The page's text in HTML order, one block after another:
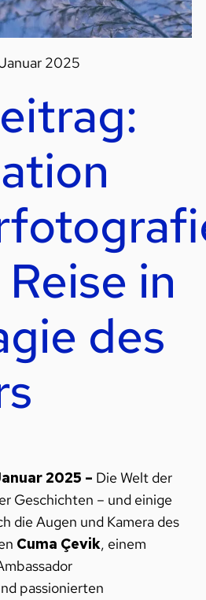
2025
in
des
2025 – Die Welt der
Geschichten – und einige
die Augen und Kamera des
Cuma Çevik, einem
passionierten